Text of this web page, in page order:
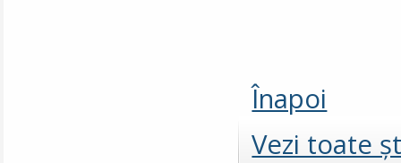
Înapoi
Vezi toate